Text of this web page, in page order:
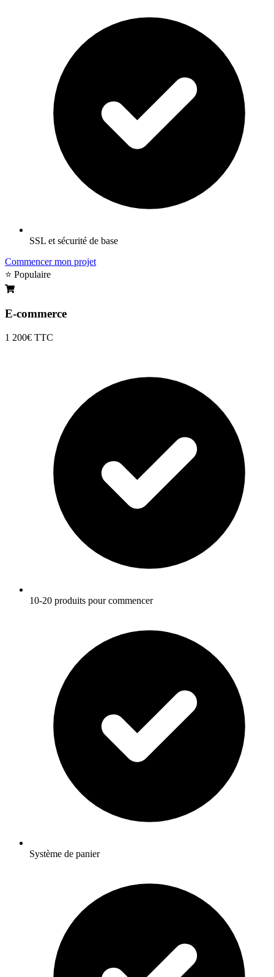
SSL et sécurité de base
Commencer mon projet
⭐ Populaire
E-commerce
1 200€ TTC
10-20 produits pour commencer
Système de panier